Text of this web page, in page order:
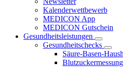
Kalenderwettbewerb
MEDICON App
MEDICON Gutschein
Gesundheitsleistungen
Gesundheitschecks
Säure-Basen-
Blutzuckermessung